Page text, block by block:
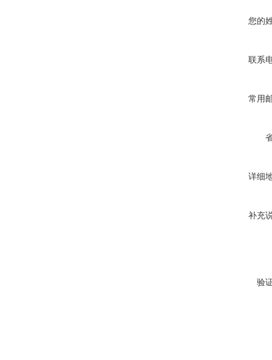
您的
联系
常用
详细
补充
验